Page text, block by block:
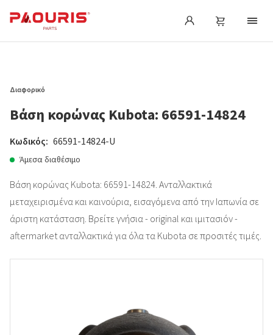
Διαφορικό
Βάση κορώνας Kubota: 66591-14824
Κωδικός: 66591-14824-U
Άμεσα διαθέσιμο
Βάση κορώνας Kubota: 66591-14824. Ανταλλακτικά
μεταχειρισμένα και καινούρια, εισαγόμενα από την Ιαπωνία σε
άριστη κατάσταση. Βρείτε γνήσια - original και ιμιτασιόν -
aftermarket ανταλλακτικά για όλα τα Kubota σε προσιτές τιμές.